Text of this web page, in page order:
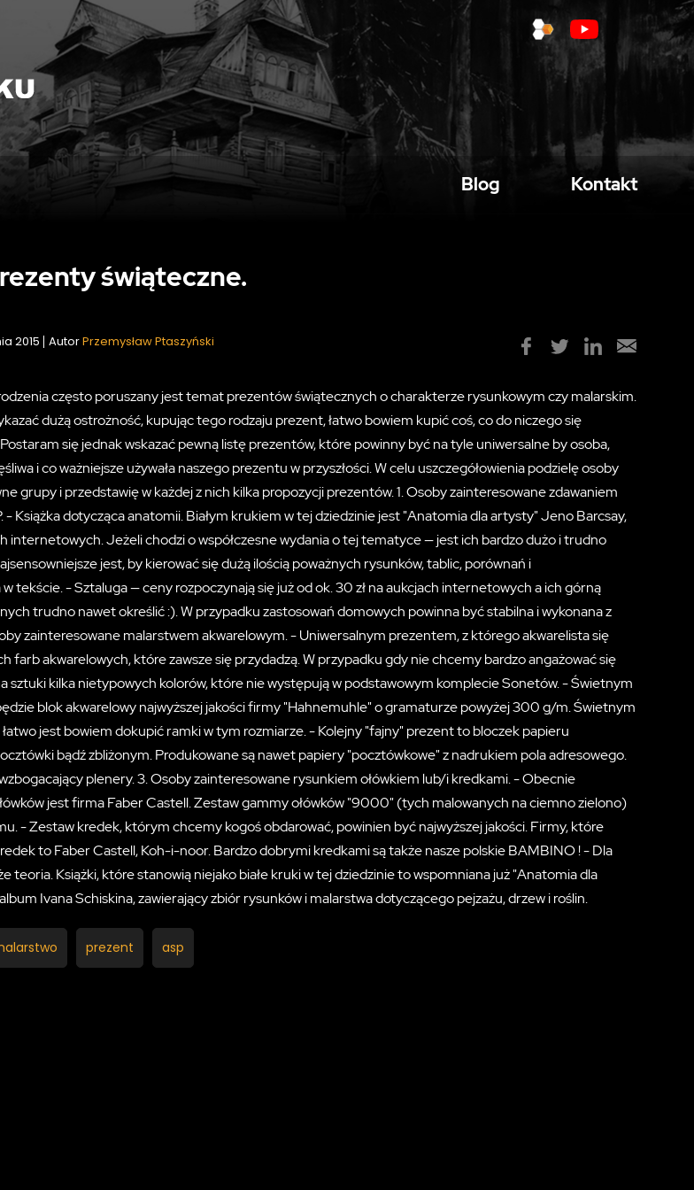
Blog Kontakt
świąteczne.
2015 AutorPrzemysław Ptaszyński
często poruszany jest temat prezentów świątecznych o charakterze rysunkowym czy malarskim.
dużą ostrożność, kupując tego rodzaju prezent, łatwo bowiem kupić coś, co do niczego się
się jednak wskazać pewną listę prezentów, które powinny być na tyle uniwersalne by osoba,
i co ważniejsze używała naszego prezentu w przyszłości. W celu uszczegółowienia podzielę osoby
grupy i przedstawię w każdej z nich kilka propozycji prezentów. 1. Osoby zainteresowane zdawaniem
Książka dotycząca anatomii. Białym krukiem w tej dziedzinie jest "Anatomia dla artysty" Jeno Barcsay,
internetowych. Jeżeli chodzi o współczesne wydania o tej tematyce — jest ich bardzo dużo i trudno
jest, by kierować się dużą ilością poważnych rysunków, tablic, porównań i
tekście. - Sztaluga — ceny rozpoczynają się już od ok. 30 zł na aukcjach internetowych a ich górną
trudno nawet określić :). W przypadku zastosowań domowych powinna być stabilna i wykonana z
zainteresowane malarstwem akwarelowym. - Uniwersalnym prezentem, z którego akwarelista się
farb akwarelowych, które zawsze się przydadzą. W przypadku gdy nie chcemy bardzo angażować się
sztuki kilka nietypowych kolorów, które nie występują w podstawowym komplecie Sonetów. - Świetnym
blok akwarelowy najwyższej jakości firmy "Hahnemuhle" o gramaturze powyżej 300 g/m. Świetnym
jest bowiem dokupić ramki w tym rozmiarze. - Kolejny "fajny" prezent to bloczek papieru
bądź zbliżonym. Produkowane są nawet papiery "pocztówkowe" z nadrukiem pola adresowego.
plenery. 3. Osoby zainteresowane rysunkiem ołówkiem lub/i kredkami. - Obecnie
jest firma Faber Castell. Zestaw gammy ołówków "9000" (tych malowanych na ciemno zielono)
- Zestaw kredek, którym chcemy kogoś obdarować, powinien być najwyższej jakości. Firmy, które
to Faber Castell, Koh-i-noor. Bardzo dobrymi kredkami są także nasze polskie BAMBINO ! - Dla
teoria. Książki, które stanowią niejako białe kruki w tej dziedzinie to wspomniana już "Anatomia dla
Ivana Schiskina, zawierający zbiór rysunków i malarstwa dotyczącego pejzażu, drzew i roślin.
prezent asp